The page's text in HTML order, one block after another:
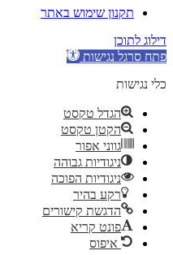
תקנון שימוש באתר
דילוג לתוכן
פתח סרגל נגישות
כלי נגישות
הגדל טקסט
הקטן טקסט
גווני אפור
ניגודיות גבוהה
ניגודיות הפוכה
רקע בהיר
הדגשת קישורים
פונט קריא
איפוס